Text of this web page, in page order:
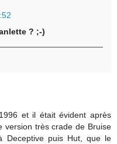
? ;-)
et il était évident après
version très crade de Bruise
Deceptive puis Hut, que le